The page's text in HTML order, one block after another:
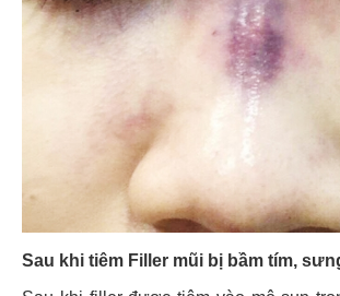
Sau khi tiêm Filler mũi bị bầm tím,